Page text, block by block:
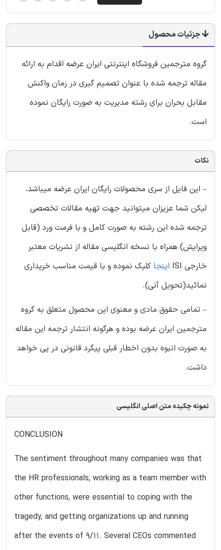
جزئیات محصول
گروه مترجمین فروشگاه اینترنتی ایران عرضه اقدام به ارائه
مقاله ترجمه شده با عنوان تصمیم گیری در زمان واکنش
مقابل بحران برای رشته مدیریت به صورت رایگان نموده
است.
نکات
– این فایل از سری محصولات رایگان ایران عرضه میباشد،
لیکن شما عزیزان میتوانید جهت تهیه مقالات تخصصی
ترجمه شده این رشته به صورت کامل و با فرمت ورد (قابل
ویرایش) همراه با نسخه انگلیسی مقاله از نشریات معتبر
خارجی ISI
اینجا کلیک نموده و با قیمت مناسب خریداری
نمائید(تحویل آنی).
– تمامی حقوق مادی و معنوی این محصول متعلق به گروه
مترجمین ایران عرضه بوده و هرگونه انتشار ترجمه این مقاله
به صورت انبوه بدون اخطار قبلی پیگرد قانونی در پی خواهد
داشت.
نمونه چکیده متن اصلی انگلیسی
CONCLUSION
The sentiment throughout many companies was that
the HR professionals, working as a team member with
other functions, were essential to coping with the
tragedy, and getting organizations up and running
after the events of 9/11. Several CEOs commented